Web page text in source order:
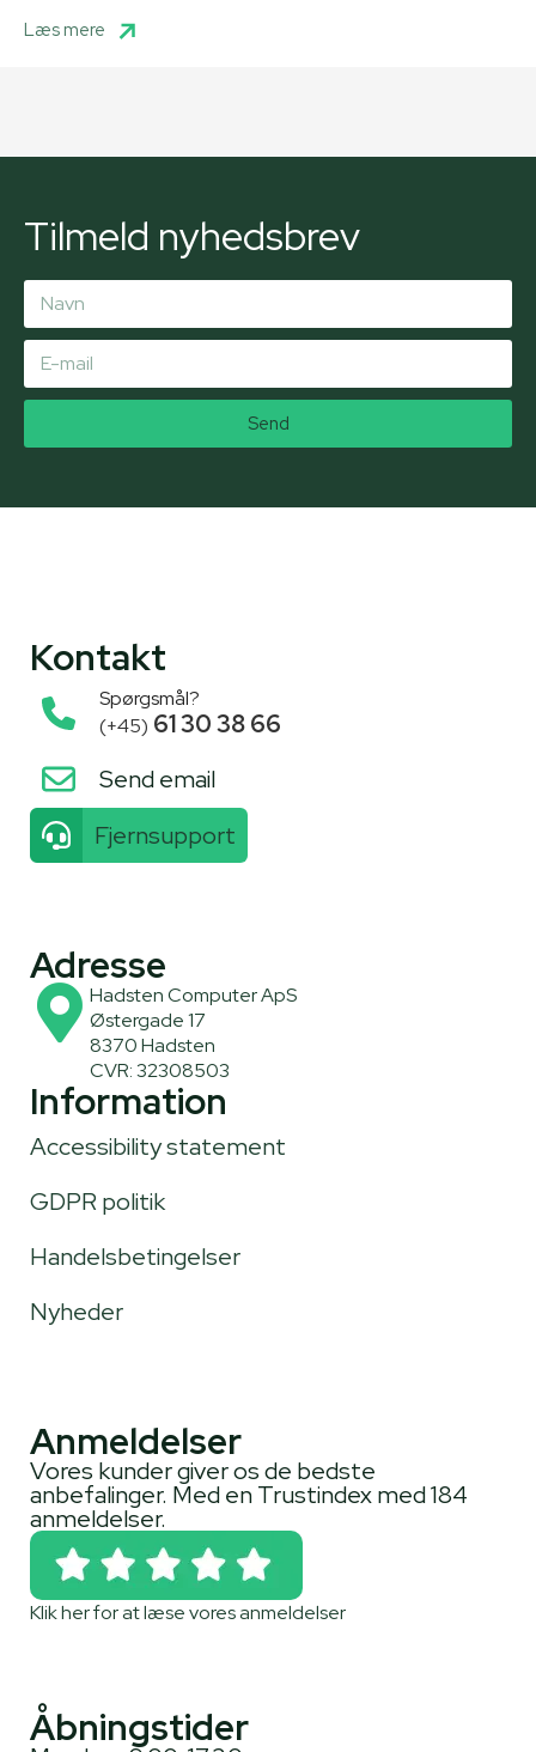
Læs mere
Tilmeld nyhedsbrev
Send
Kontakt
Spørgsmål?
(+45) 61 30 38 66
Send email
Fjernsupport
Adresse
Hadsten Computer ApS
Østergade 17
8370 Hadsten
CVR: 32308503
Information
Accessibility statement
GDPR politik
Handelsbetingelser
Nyheder
Anmeldelser
Vores kunder giver os de bedste
anbefalinger. Med en Trustindex med 184
anmeldelser.
Klik her for at læse vores anmeldelser
Åbningstider